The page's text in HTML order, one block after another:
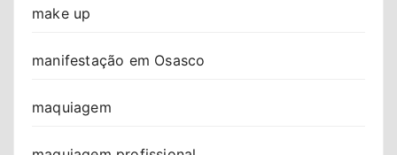
make up
manifestação em Osasco
maquiagem